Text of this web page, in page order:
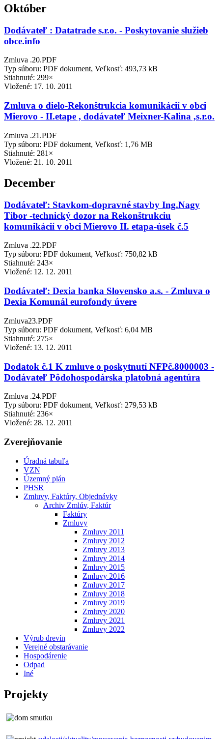
Október
Dodávateľ : Datatrade s.r.o. - Poskytovanie služieb
obce.info
Zmluva .20.PDF
Typ súboru: PDF dokument, Veľkosť: 493,73 kB
Stiahnuté: 299×
Vložené: 17. 10. 2011
Zmluva o dielo-Rekonštrukcia komunikácií v obci
Mierovo - II.etape , dodávateľ Meixner-Kalina ,s.r.o.
Zmluva .21.PDF
Typ súboru: PDF dokument, Veľkosť: 1,76 MB
Stiahnuté: 281×
Vložené: 21. 10. 2011
December
Dodávateľ: Stavkom-dopravné stavby Ing.Nagy
Tibor -technický dozor na Rekonštrukciu
komunikácií v obci Mierovo II. etapa-úsek č.5
Zmluva .22.PDF
Typ súboru: PDF dokument, Veľkosť: 750,82 kB
Stiahnuté: 243×
Vložené: 12. 12. 2011
Dodávateľ: Dexia banka Slovensko a.s. - Zmluva o
Dexia Komunál eurofondy úvere
Zmluva23.PDF
Typ súboru: PDF dokument, Veľkosť: 6,04 MB
Stiahnuté: 275×
Vložené: 13. 12. 2011
Dodatok č.1 K zmluve o poskytnutí NFPč.8000003 -
Dodávateľ Pôdohospodárska platobná agentúra
Zmluva .24.PDF
Typ súboru: PDF dokument, Veľkosť: 279,53 kB
Stiahnuté: 236×
Vložené: 28. 12. 2011
Zverejňovanie
Úradná tabuľa
VZN
Územný plán
PHSR
Zmluvy, Faktúry, Objednávky
Archiv Zmlúv, Faktúr
Faktúry
Zmluvy
Zmluvy 2011
Zmluvy 2012
Zmluvy 2013
Zmluvy 2014
Zmluvy 2015
Zmluvy 2016
Zmluvy 2017
Zmluvy 2018
Zmluvy 2019
Zmluvy 2020
Zmluvy 2021
Zmluvy 2022
Výrub drevín
Verejné obstarávanie
Hospodárenie
Odpad
Iné
Projekty